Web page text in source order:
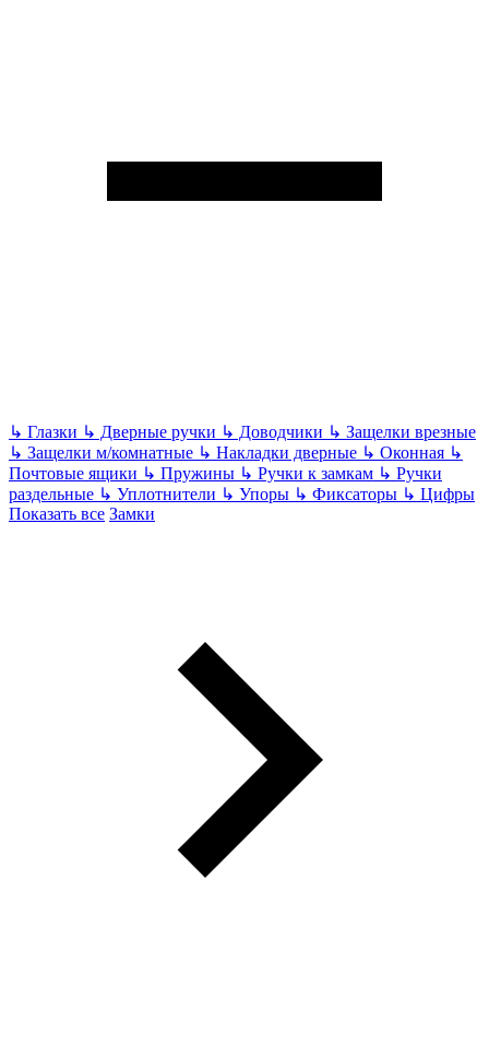
↳ Глазки ↳ Дверные ручки ↳ Доводчики ↳ Защелки врезные
↳ Защелки м/комнатные ↳ Накладки дверные ↳ Оконная ↳
Почтовые ящики ↳ Пружины ↳ Ручки к замкам ↳ Ручки
раздельные ↳ Уплотнители ↳ Упоры ↳ Фиксаторы ↳ Цифры
Показать все Замки